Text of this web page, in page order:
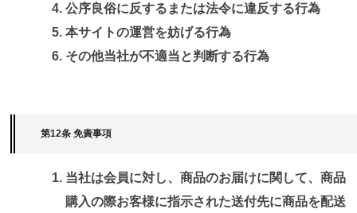
公序良俗に反するまたは法令に違反する行為
本サイトの運営を妨げる行為
その他当社が不適当と判断する行為
第12条 免責事項
当社は会員に対し、商品のお届けに関して、商品
購入の際お客様に指示された送付先に商品を配送